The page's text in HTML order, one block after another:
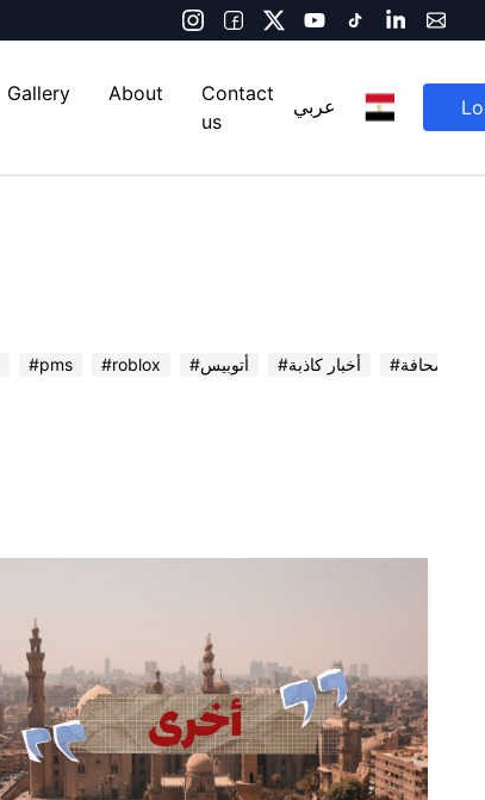
Gallery About
Contact
us
عربي
#pms #roblox #أتوبيس #أخبار كاذبة في الصحافة